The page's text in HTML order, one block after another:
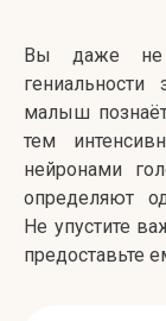
Вы даже не
малыш
тем
нейронами
определяют
Не упустите
предоставьте